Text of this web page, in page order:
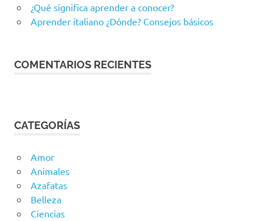
¿Qué significa aprender a conocer?
Aprender italiano ¿Dónde? Consejos básicos
COMENTARIOS RECIENTES
CATEGORÍAS
Amor
Animales
Azafatas
Belleza
Ciencias